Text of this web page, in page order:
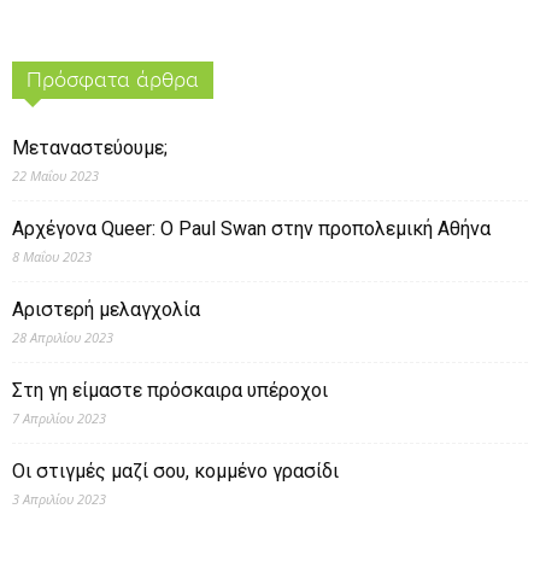
Πρόσφατα άρθρα
Μεταναστεύουμε;
22 Μαΐου 2023
Αρχέγονα Queer: O Paul Swan στην προπολεμική Αθήνα
8 Μαΐου 2023
Αριστερή μελαγχολία
28 Απριλίου 2023
Στη γη είμαστε πρόσκαιρα υπέροχοι
7 Απριλίου 2023
Οι στιγμές μαζί σου, κομμένο γρασίδι
3 Απριλίου 2023